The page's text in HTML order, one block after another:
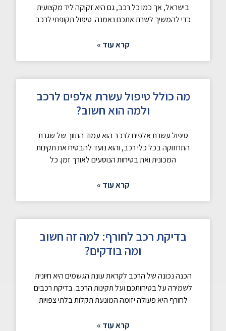
בישראל, אך כמו כל רכב, גם היא זקוקה ליד מקצועית
כדי להמשיך לשרת אתכם נאמנה. טיפול תקופתי לרכב
קרא עוד »
מה כולל טיפול עשרת אלפים לרכב
ולמה הוא חשוב?
טיפול עשרת אלפים לרכב הוא עמוד התווך של שגרת
התחזוקה בכל כלי רכב, והוא נועד להבטיח את תקינות
המכונית ואת בטיחות הנוסעים לאורך זמן. כל
קרא עוד »
בדיקת רכב לחורף: למה זה חשוב
ומה בודקים?
הכנה נכונה של הרכב לקראת עונת הגשמים היא חיונית
לשמירה על בטיחותכם ועל תקינות הרכב. בדיקת רכבים
לחורף היא פעולה יזומה המונעת תקלות בלתי צפויות
קרא עוד »